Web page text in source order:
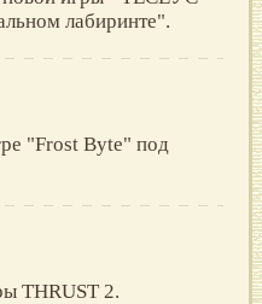
лабиринте".
"Frost Byte" под
THRUST 2.